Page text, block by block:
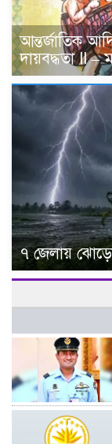
আন্তর্জাতিক
দায়বদ্ধতা II –
৭ জেলায়